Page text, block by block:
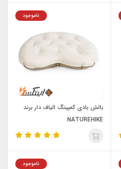
ناموجود
بالش بادی کمپینگ الیاف دار برند
NATUREHIKE
ناموجود